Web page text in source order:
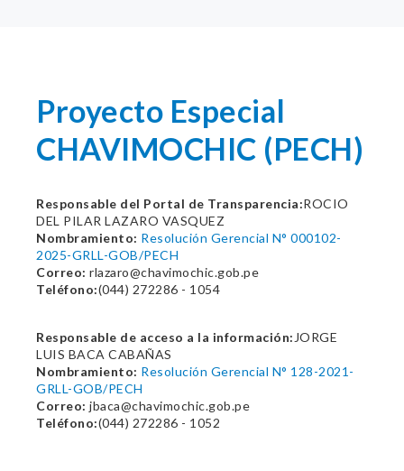
Proyecto Especial
CHAVIMOCHIC (PECH)
Responsable del Portal de Transparencia:ROCIO
DEL PILAR LAZARO VASQUEZ
Nombramiento: Resolución Gerencial N° 000102-
2025-GRLL-GOB/PECH
Correo: rlazaro@chavimochic.gob.pe
Teléfono:(044) 272286 - 1054
Responsable de acceso a la información: JORGE
LUIS BACA CABAÑAS
Nombramiento: Resolución Gerencial N° 128-2021-
GRLL-GOB/PECH
Correo: jbaca@chavimochic.gob.pe
Teléfono:(044) 272286 - 1052